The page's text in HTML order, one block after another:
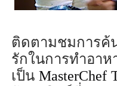
ติดตามชมการค้
รักในการท
เป็น MasterChef